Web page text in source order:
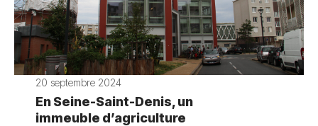
20 septembre 2024
En Seine-Saint-Denis, un
immeuble d’agriculture